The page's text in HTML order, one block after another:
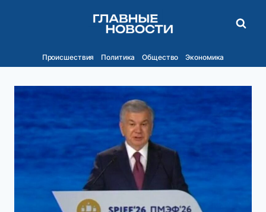
Происшествия Политика Общество Экономика